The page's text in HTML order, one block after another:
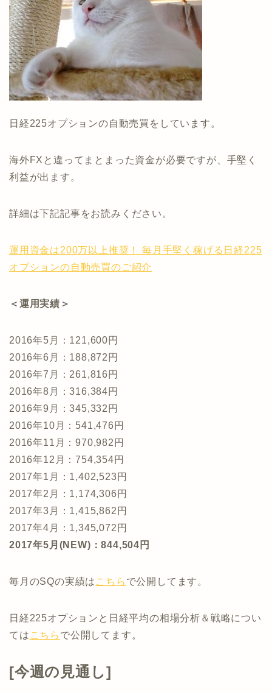
日経225オプションの自動売買をしています。
海外FXと違ってまとまった資金が必要ですが、手堅く
利益が出ます。
詳細は下記記事をお読みください。
運用資金は200万以上推奨！ 毎月手堅く稼げる日経225
オプションの自動売買のご紹介
＜運用実績＞
2016年5月：121,600円
2016年6月：188,872円
2016年7月：261,816円
2016年8月：316,384円
2016年9月：345,332円
2016年10月：541,476円
2016年11月：970,982円
2016年12月：754,354円
2017年1月：1,402,523円
2017年2月：1,174,306円
2017年3月：1,415,862円
2017年4月：1,345,072円
2017年5月(NEW)：844,504円
毎月のSQの実績は こちら で公開してます。
日経225オプションと日経平均の相場分析＆戦略につい
ては こちら で公開してます。
[今週の見通し]